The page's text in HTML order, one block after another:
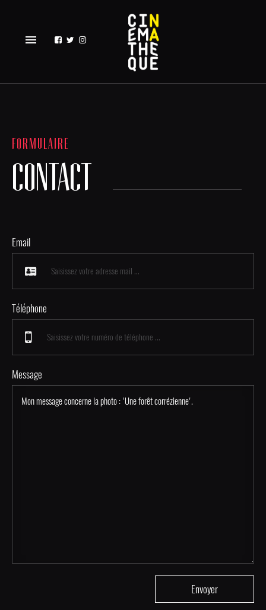
menu
FORMULAIRE
CONTACT
Email
Téléphone
Message